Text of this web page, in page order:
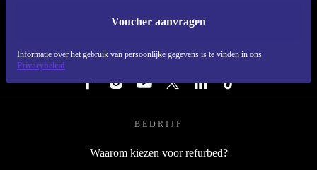
Voucher aanvragen
Informatie over het gebruik van persoonlijke gegevens is te vinden in ons
Privacybeleid
REFURBED NEDERLAND - RETHINK NEW.
VOLG ONS
BEDRIJF
Waarom kiezen voor refurbed?